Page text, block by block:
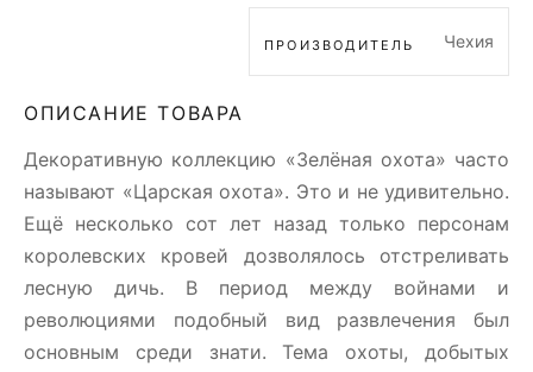
ПРОИЗВОДИТЕЛЬ Чехия
ОПИСАНИЕ ТОВАРА
Декоративную коллекцию «Зелёная охота» часто
называют «Царская охота». Это и не удивительно.
Ещё несколько сот лет назад только персонам
королевских кровей дозволялось отстреливать
лесную дичь. В период между войнами и
революциями подобный вид развлечения был
основным среди знати. Тема охоты, добытых